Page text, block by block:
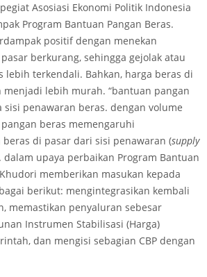
Asosiasi Ekonomi Politik Indonesia
Program Bantuan Pangan Beras.
positif dengan menekan
berkurang, sehingga gejolak atau
lebih terkendali. Bahkan, harga beras di
lebih murah. “bantuan pangan
penawaran beras. dengan volume
beras memengaruhi
beras di pasar dari sisi penawaran (supply
dalam upaya perbaikan Program Bantuan
memberikan masukan kepada
berikut: mengintegrasikan kembali
memastikan penyaluran sebesar
Instrumen Stabilisasi (Harga)
dan mengisi sebagian CBP dengan